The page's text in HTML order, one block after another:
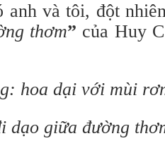
anh và tôi, đột
thơm” của Huy
hoa dại với mùi
dạo giữa đường